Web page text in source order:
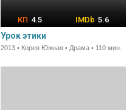
4.5 5.6
Урок этики
2013 • Корея Южная • Драма • 110 мин.